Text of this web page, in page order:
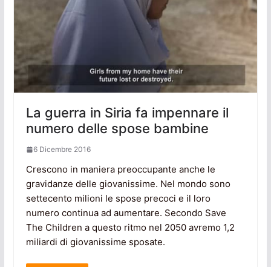
La guerra in Siria fa impennare il
numero delle spose bambine
6 Dicembre 2016
Crescono in maniera preoccupante anche le
gravidanze delle giovanissime. Nel mondo sono
settecento milioni le spose precoci e il loro
numero continua ad aumentare. Secondo Save
The Children a questo ritmo nel 2050 avremo 1,2
miliardi di giovanissime sposate.